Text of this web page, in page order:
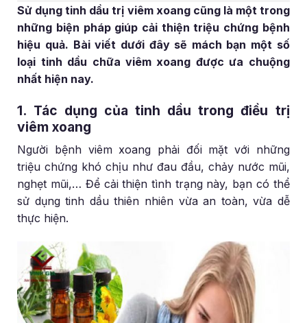
Sử dụng tinh dầu trị viêm xoang cũng là một trong
những biện pháp giúp cải thiện triệu chứng bệnh
hiệu quả. Bài viết dưới đây sẽ mách bạn một số
loại tinh dầu chữa viêm xoang được ưa chuộng
nhất hiện nay.
1. Tác dụng của tinh dầu trong điều trị
viêm xoang
Người bệnh viêm xoang phải đối mặt với những
triệu chứng khó chịu như đau đầu, chảy nước mũi,
nghẹt mũi,… Để cải thiện tình trạng này, bạn có thể
sử dụng tinh dầu thiên nhiên vừa an toàn, vừa dễ
thực hiện.